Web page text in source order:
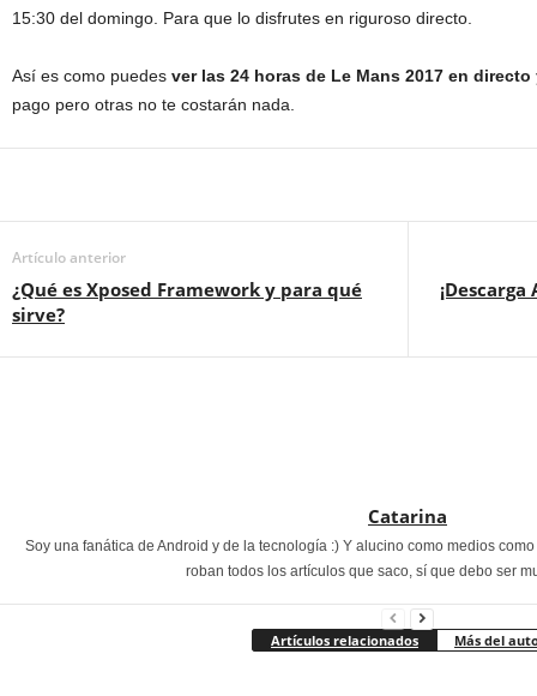
15:30 del domingo. Para que lo disfrutes en riguroso directo.
Así es como puedes ver las 24 horas de Le Mans 2017 en
pago pero otras no te costarán nada.
Artículo anterior
¿Qué es Xposed Framework y para qué
sirve?
Catarina
Soy una fanática de Android y de la tecnología :) Y alucino como medios
roban todos los artículos que saco, sí que debo ser
Artículos relacionados Más del